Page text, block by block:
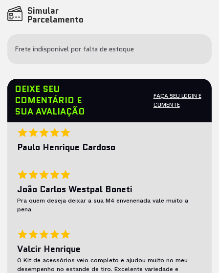
Simular
Parcelamento
Frete indisponível por falta de estoque
DEIXE SEU
COMENTÁRIO E
SUA AVALIAÇÃO
FAÇA SEU LOGIN E
COMENTE
Paulo Henrique Cardoso
João Carlos Westpal Boneti
Pra quem deseja deixar a sua M4 envenenada vale muito a
pena
Valcir Henrique
O Kit de acessórios veio completo e ajudou muito no meu
desempenho no estande de tiro. Excelente variedade e